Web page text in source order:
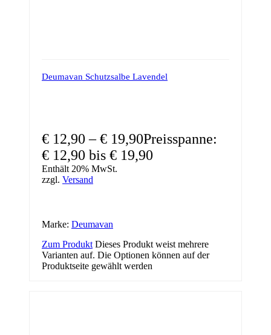
Deumavan Schutzsalbe Lavendel
€ 12,90 –€ 19,90Preisspanne:
€ 12,90 bis € 19,90
Enthält 20% MwSt.
zzgl. Versand
Marke: Deumavan
Zum Produkt Dieses Produkt weist mehrere
Varianten auf. Die Optionen können auf der
Produktseite gewählt werden